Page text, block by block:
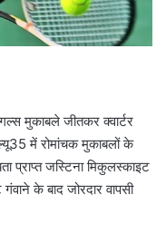
मुकाबले जीतकर क्वार्टर
में रोमांचक मुकाबलों के
प्राप्त जस्टिना मिकुलस्काइट
के बाद जोरदार वापसी